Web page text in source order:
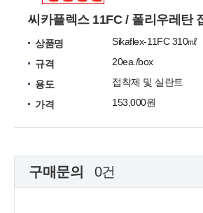
씨카플렉스 11FC / 폴리우레탄
상품명
Sikaflex-11FC 310㎖
규격
20ea./box
용도
접착제 및 실란트
가격
153,000원
구매문의 0건